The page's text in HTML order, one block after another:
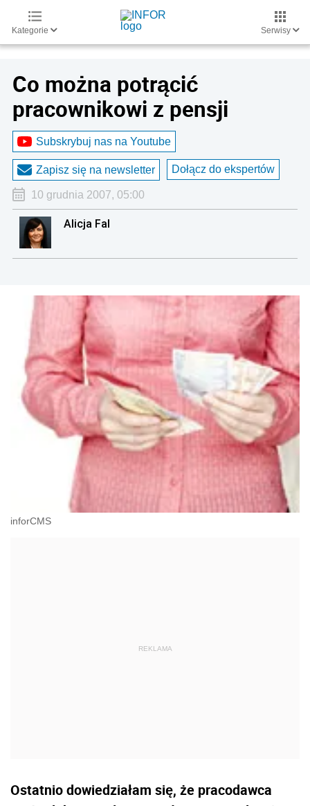
Kategorie Serwisy
Co można potrącić
pracownikowi z pensji
Subskrybuj nas na Youtube
Zapisz się na newsletter Dołącz do ekspertów
10 grudnia 2007, 05:00
Alicja Fal
inforCMS
Ostatnio dowiedziałam się, że pracodawca